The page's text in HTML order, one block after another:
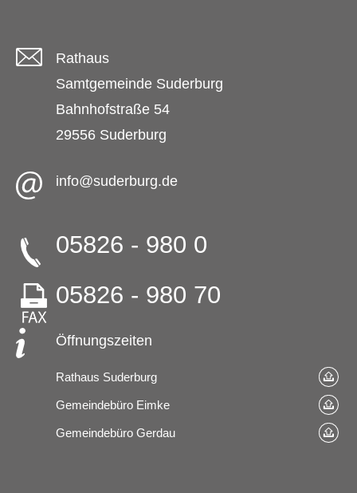
Rathaus
Samtgemeinde Suderburg
Bahnhofstraße 54
29556 Suderburg
info@suderburg.de
05826 - 980 0
05826 - 980 70
Öffnungszeiten
Rathaus Suderburg
Gemeindebüro Eimke
Gemeindebüro Gerdau